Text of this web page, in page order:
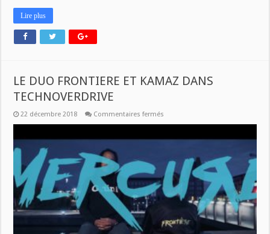
Lire plus
LE DUO FRONTIERE ET KAMAZ DANS
TECHNOVERDRIVE
22 décembre 2018 Commentaires fermés
FRONTIERE
DANS
TECHNOVERDRIVE